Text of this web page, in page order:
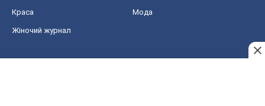
Краса Мода
Жіночий журнал